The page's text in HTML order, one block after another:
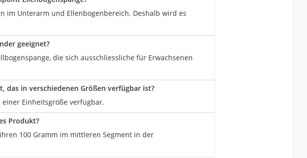
im Unterarm und Ellenbogenbereich. Deshalb wird es
geeignet?
die sich ausschliessliche für Erwachsenen
das in verschiedenen Größen verfügbar ist?
Einheitsgröße verfügbar.
Produkt?
100 Gramm im mittleren Segment in der